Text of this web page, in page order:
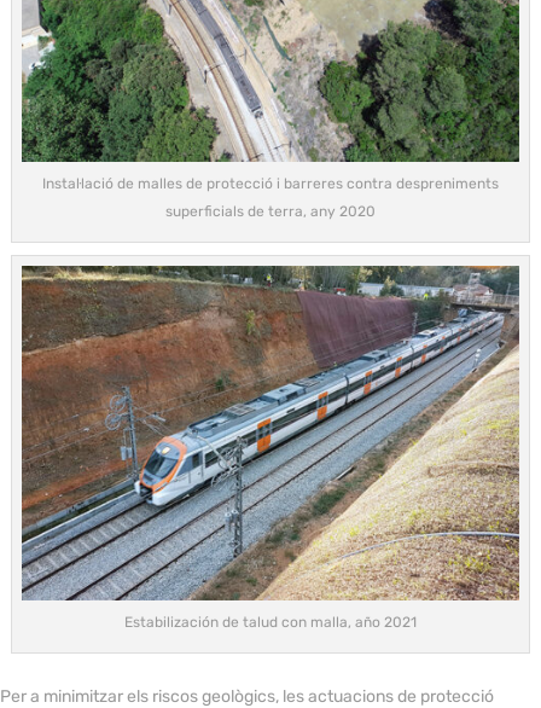
Instal·lació de malles de protecció i barreres contra despreniments
superficials de terra, any 2020
Estabilización de talud con malla, año 2021
Per a minimitzar els riscos geològics, les actuacions de protecció